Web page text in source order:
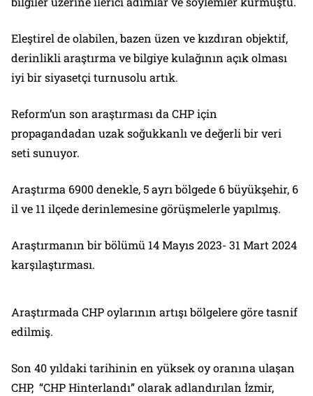
Eleştirel de olabilen, bazen üzen ve kızdıran objektif,
derinlikli araştırma ve bilgiye kulağının açık olması
iyi bir siyasetçi turnusolu artık.
Reform’un son araştırması da CHP için
propagandadan uzak soğukkanlı ve değerli bir veri
seti sunuyor.
Araştırma 6900 denekle, 5 ayrı bölgede 6 büyükşehir, 6
il ve 11 ilçede derinlemesine görüşmelerle yapılmış.
Araştırmanın bir bölümü 14 Mayıs 2023- 31 Mart 2024
karşılaştırması.
Araştırmada CHP oylarının artışı bölgelere göre tasnif
edilmiş.
Son 40 yıldaki tarihinin en yüksek oy oranına ulaşan
CHP, “CHP Hinterlandı” olarak adlandırılan İzmir,